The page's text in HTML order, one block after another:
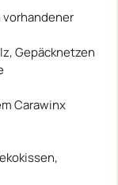
Gepäcknetzen
Carawinx